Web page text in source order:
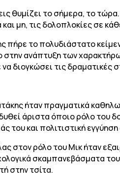
θυμίζει το σήμερα, το
και μη, τις δολοπλοκίες σε
πήρε το πολυδιάστατο
ανάπτυξη των
διογκώσει τις δραματικές
ήταν πραγματικά
άριστα όποιο ρόλο του
του και πολιτιστική
στον ρόλο του Μικ ήταν
σκαμπανεβάσματα
στην τσίτα.